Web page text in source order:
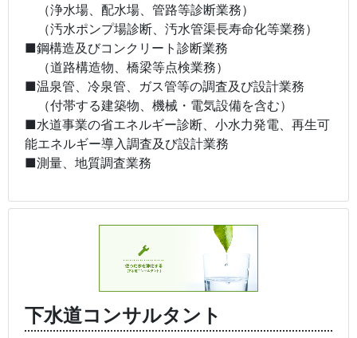
（浄水場、配水場、管路等診断業務）
（汚水ポンプ場診断、汚水管渠長寿命化等業務）
■鋼構造及びコンクリート診断業務
（道路構造物、橋梁等点検業務）
■温泉管、冷泉管、ガス管等の調査及び設計業務
（付帯する建築物、機械・電気設備を含む）
■水道事業の省エネルギー診断、小水力発電、再生可
能エネルギー導入調査及び設計業務
■測量、地質調査業務
下水道コンサルタント